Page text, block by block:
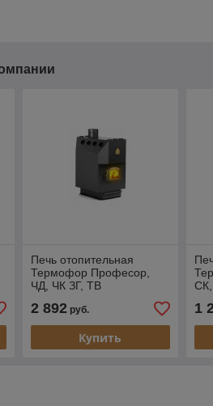
Печь отопительная
Термофор Професор,
ЧД, ЧК ЗГ, ТВ
2 892руб.
Купить
1